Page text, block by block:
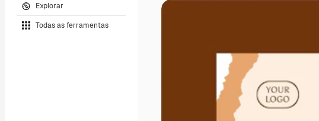
Explorar
Todas as ferramentas